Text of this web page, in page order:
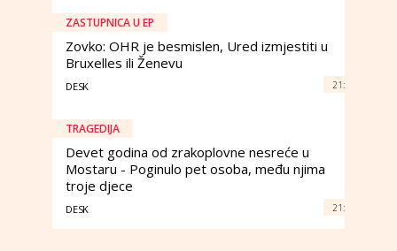
ZASTUPNICA U EP
Zovko: OHR je besmislen, Ured izmjestiti u
Bruxelles ili Ženevu
DESK 21:
TRAGEDIJA
Devet godina od zrakoplovne nesreće u
Mostaru - Poginulo pet osoba, među njima
troje djece
DESK 21: